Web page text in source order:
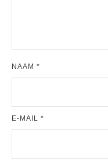
NAAM *
E-MAIL *